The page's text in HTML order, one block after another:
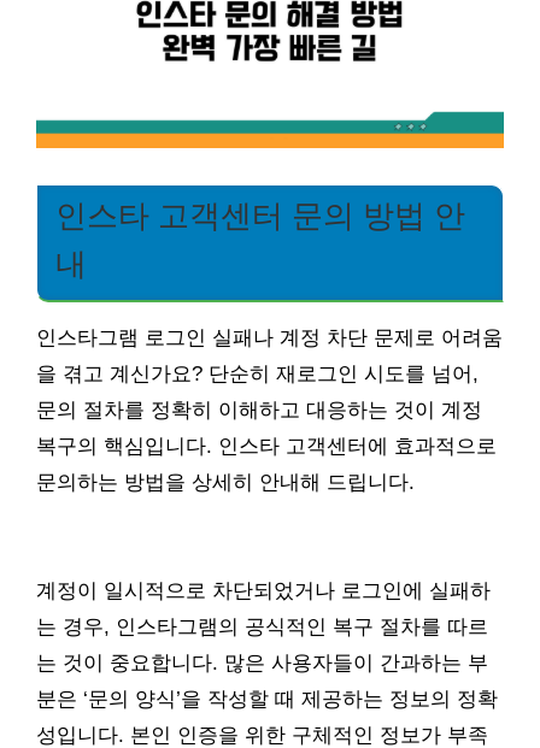
인스타 고객센터 문의 방법 안
내
인스타그램 로그인 실패나 계정 차단 문제로 어려움
을 겪고 계신가요? 단순히 재로그인 시도를 넘어,
문의 절차를 정확히 이해하고 대응하는 것이 계정
복구의 핵심입니다. 인스타 고객센터에 효과적으로
문의하는 방법을 상세히 안내해 드립니다.
계정이 일시적으로 차단되었거나 로그인에 실패하
는 경우, 인스타그램의 공식적인 복구 절차를 따르
는 것이 중요합니다. 많은 사용자들이 간과하는 부
분은 ‘문의 양식’을 작성할 때 제공하는 정보의 정확
성입니다. 본인 인증을 위한 구체적인 정보가 부족